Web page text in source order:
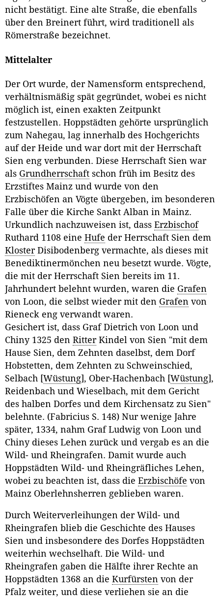
nicht bestätigt. Eine alte Straße, die ebenfalls
über den Breinert führt, wird traditionell als
Römerstraße bezeichnet.
Mittelalter
Der Ort wurde, der Namensform entsprechend,
verhältnismäßig spät gegründet, wobei es nicht
möglich ist, einen exakten Zeitpunkt
festzustellen. Hoppstädten gehörte ursprünglich
zum Nahegau, lag innerhalb des Hochgerichts
auf der Heide und war dort mit der Herrschaft
Sien eng verbunden. Diese Herrschaft Sien war
als Grundherrschaft schon früh im Besitz des
Erzstiftes Mainz und wurde von den
Erzbischöfen an Vögte übergeben, im besonderen
Falle über die Kirche Sankt Alban in Mainz.
Urkundlich nachzuweisen ist, dass Erzbischof
Ruthard 1108 eine Hufe der Herrschaft Sien dem
KlosterDisibodenberg vermachte, als dieses mit
Benediktinermönchen neu besetzt wurde. Vögte,
die mit der Herrschaft Sien bereits im 11.
Jahrhundert belehnt wurden, waren die Grafen
von Loon, die selbst wieder mit den Grafen von
Rieneck eng verwandt waren.
Gesichert ist, dass Graf Dietrich von Loon und
Chiny 1325 den RitterKindel von Sien "mit dem
Hause Sien, dem Zehnten daselbst, dem Dorf
Hobstetten, dem Zehnten zu Schweinschied,
Selbach [Wüstung], Ober-Hachenbach [Wüstung],
Reidenbach und Wieselbach, mit dem Gericht
des halben Dorfes und dem Kirchensatz zu Sien"
belehnte. (Fabricius S. 148) Nur wenige Jahre
später, 1334, nahm Graf Ludwig von Loon und
Chiny dieses Lehen zurück und vergab es an die
Wild- und Rheingrafen. Damit wurde auch
Hoppstädten Wild- und Rheingräfliches Lehen,
wobei zu beachten ist, dass die Erzbischöfe von
Mainz Oberlehnsherren geblieben waren.
Durch Weiterverleihungen der Wild- und
Rheingrafen blieb die Geschichte des Hauses
Sien und insbesondere des Dorfes Hoppstädten
weiterhin wechselhaft. Die Wild- und
Rheingrafen gaben die Hälfte ihrer Rechte an
Hoppstädten 1368 an die Kurfürsten von der
Pfalz weiter, und diese verliehen sie an die